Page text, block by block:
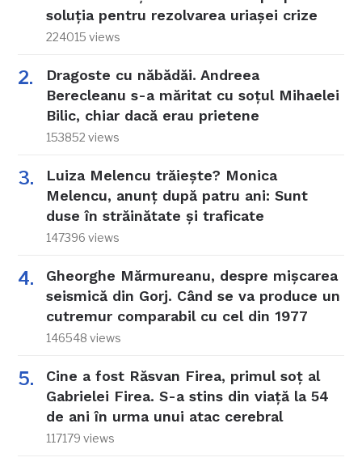
soluția pentru rezolvarea uriașei crize
224015 views
Dragoste cu năbădăi. Andreea
Berecleanu s-a măritat cu soțul Mihaelei
Bilic, chiar dacă erau prietene
153852 views
Luiza Melencu trăiește? Monica
Melencu, anunț după patru ani: Sunt
duse în străinătate și traficate
147396 views
Gheorghe Mărmureanu, despre mișcarea
seismică din Gorj. Când se va produce un
cutremur comparabil cu cel din 1977
146548 views
Cine a fost Răsvan Firea, primul soț al
Gabrielei Firea. S-a stins din viață la 54
de ani în urma unui atac cerebral
117179 views